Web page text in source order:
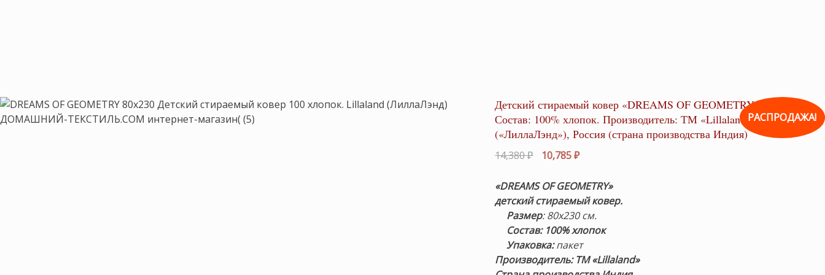
РАСПРОДАЖА!
Детский стираемый ковер «DREAMS OF GEOMETRY» 80х230см.
Состав: 100% хлопок. Производитель: ТМ «Lillaland»
(«ЛиллаЛэнд»), Россия (страна производства Индия)
14,380₽
Первоначальная
составляла
14,380 ₽.
10,785₽Текущая
10,785 ₽.
«DREAMS OF GEOMETRY»
детский стираемый ковер.
Размер: 80х230 см.
Состав: 100% хлопок
Упаковка:пакет
Производитель: ТМ «Lillaland»